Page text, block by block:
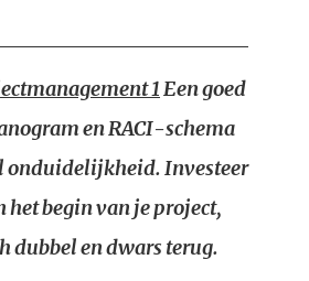
1Een goed
en RACI-schema
onduidelijkheid. Investeer
begin van je project,
dubbel en dwars terug.